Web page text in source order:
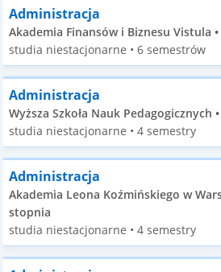
Administracja
Akademia Finansów i Biznesu Vistula
studia niestacjonarne • 6 semestrów
Administracja
Wyższa Szkoła Nauk Pedagogicznych
studia niestacjonarne • 4 semestry
Administracja
Akademia Leona Koźmińskiego w
stopnia
studia niestacjonarne • 4 semestry